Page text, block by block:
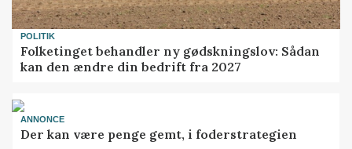
POLITIK
Folketinget behandler ny gødskningslov: Sådan
kan den ændre din bedrift fra 2027
ANNONCE
Der kan være penge gemt, i foderstrategien